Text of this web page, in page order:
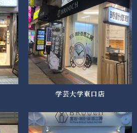
学芸大学東口店